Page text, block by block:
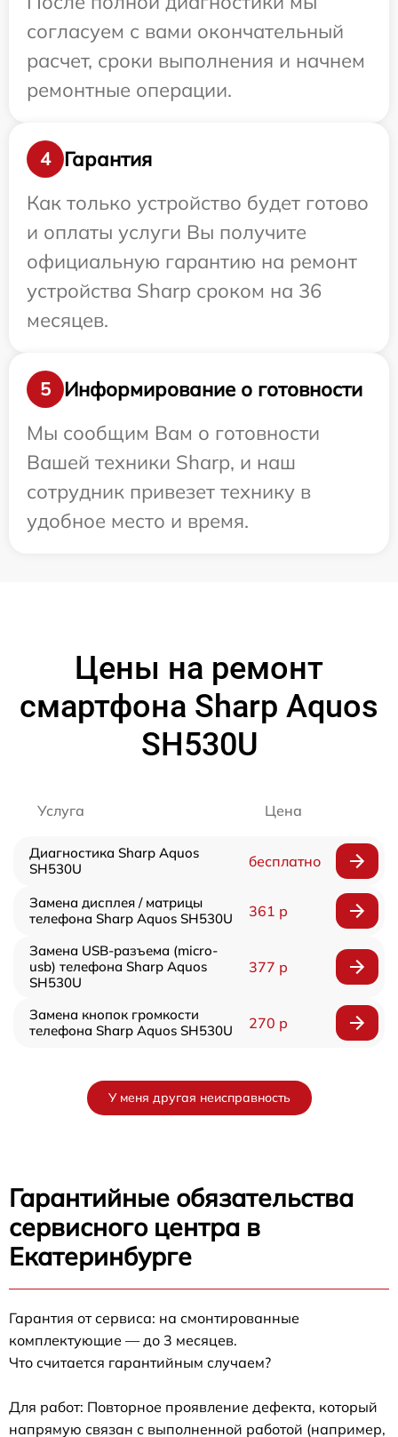
согласуем с вами окончательный
расчет, сроки выполнения и начнем
ремонтные операции.
4
Гарантия
Как только устройство будет готово
и оплаты услуги Вы получите
официальную гарантию на ремонт
устройства Sharp сроком на 36
месяцев.
5
Информирование о готовности
Мы сообщим Вам о готовности
Вашей техники Sharp, и наш
сотрудник привезет технику в
удобное место и время.
Цены на ремонт
смартфона Sharp Aquos
SH530U
Услуга Цена
Диагностика Sharp Aquos
SH530U
бесплатно
Замена дисплея / матрицы
телефона Sharp Aquos SH530U
361 р
Замена USB-разъема (micro-
usb) телефона Sharp Aquos
SH530U
377 р
Замена кнопок громкости
телефона Sharp Aquos SH530U
270 р
У меня другая неисправность
Гарантийные обязательства
сервисного центра в
Екатеринбурге
Гарантия от сервиса: на смонтированные
комплектующие — до 3 месяцев.
Что считается гарантийным случаем?
Для работ: Повторное проявление дефекта, который
напрямую связан с выполненной работой (например,